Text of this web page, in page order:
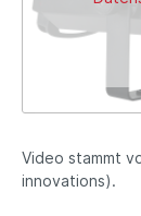
Video stammt
innovations).